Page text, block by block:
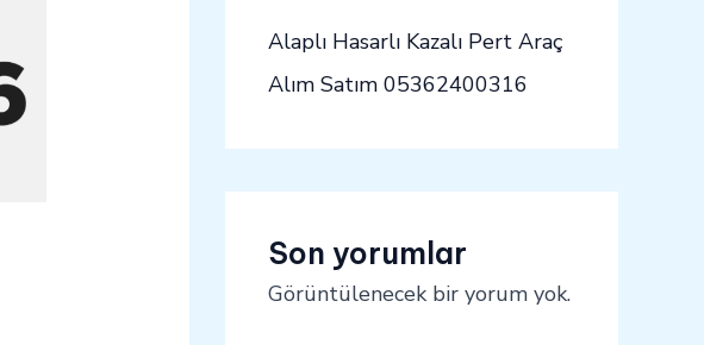
Alaplı Hasarlı Kazalı Pert Araç
Alım Satım 05362400316
Son yorumlar
Görüntülenecek bir yorum yok.